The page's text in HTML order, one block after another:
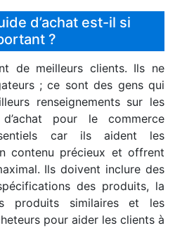
d’achat est-il si
?
de meilleurs clients. Ils ne
; ce sont des gens qui
renseignements sur les
pour le commerce
car ils aident les
contenu précieux et offrent
Ils doivent inclure des
des produits, la
produits similaires et les
pour aider les clients à